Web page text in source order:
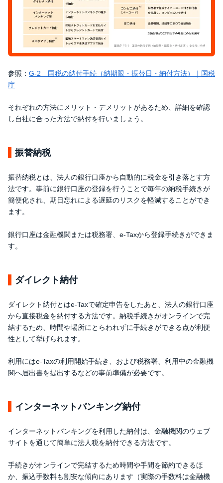
参照： G-2 国税の納付手続（納期限・振替日・納付方法）｜国税
庁
それぞれの方法にメリット・デメリットがあるため、詳細を確認
し自社に合った方法で納付を行いましょう。
振替納税
振替納税とは、法人の銀行口座から自動的に税金を引き落とす方
法です。事前に銀行口座の登録を行うことで毎年の納税手続きが
簡便化され、期日忘れによる遅延のリスクを軽減することができ
ます。
銀行口座は金融機関または税務署、e-Taxから登録手続きができま
す。
ダイレクト納付
ダイレクト納付とはe-Taxで確定申告をしたあと、法人の銀行口座
から直接税金を納付する方法です。納税手続きがオンラインで完
結するため、時間や場所にとらわれずに手続きができる点が利便
性として挙げられます。
利用にはe-Taxの利用開始手続き、および税務署、利用中の金融機
関へ届出書を提出するなどの事前準備が必要です。
インターネットバンキング納付
インターネットバンキングを利用した納付は、金融機関のウェブ
サイトを通じて簡単に法人税を納付できる方法です。
手続きがオンラインで完結するため時間や手間を節約できるほ
か、振込手数料も割安な傾向にあります（実際の手数料は金融機